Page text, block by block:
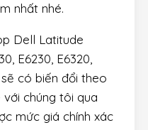
nhất nhé.
Dell Latitude
E6230, E6320,
sẽ có biến đổi theo
chúng tôi qua
mức giá chính xác